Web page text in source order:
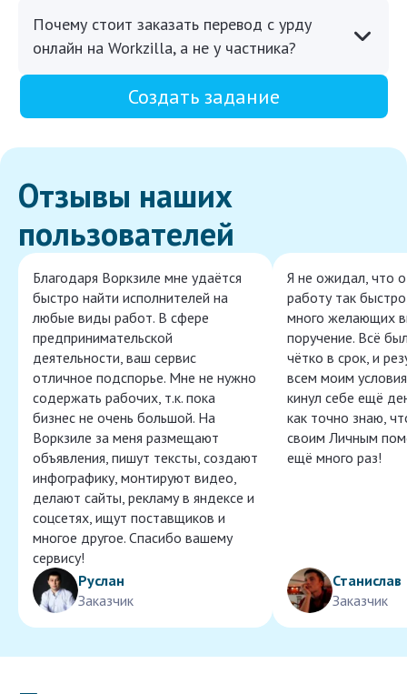
Почему стоит заказать перевод с урду
онлайн на Workzilla, а не у частника?
Создать задание
Отзывы наших
пользователей
Благодаря Воркзиле мне удаётся
быстро найти исполнителей на
любые виды работ. В сфере
предпринимательской
деятельности, ваш сервис
отличное подспорье. Мне не нужно
содержать рабочих, т.к. пока
бизнес не очень большой. На
Воркзиле за меня размещают
объявления, пишут тексты, создают
инфографику, монтируют видео,
делают сайты, рекламу в яндексе и
соцсетях, ищут поставщиков и
многое другое. Спасибо вашему
сервису!
Руслан
Заказчик
Я не ожидал, что
работу так
много желающих
поручение. Всё
чётко в срок, и
всем моим
кинул себе ещё
как точно знаю,
своим Личным
ещё много раз!
Станислав
Заказчик